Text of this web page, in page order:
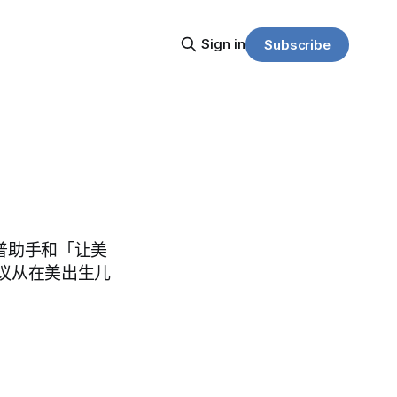
Sign in Subscribe
助手和「让美
从在美出生儿